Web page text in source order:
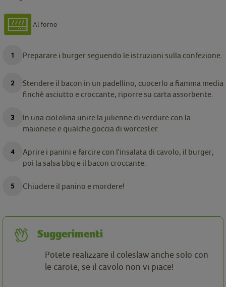
Al forno
Preparare i burger seguendo le istruzioni sulla confezione.
Stendere il bacon in un padellino, cuocerlo a fiamma media
finchè asciutto e croccante, riporre su carta assorbente.
In una ciotolina unire la julienne di verdure con la
maionese e qualche goccia di worcester.
Aprire i panini e farcire con l'insalata di cavolo, il burger,
poi la salsa bbq e il bacon croccante.
Chiudere il panino e mordere!
Suggerimenti
Potete realizzare il coleslaw anche solo con
le carote, se il cavolo non vi piace!